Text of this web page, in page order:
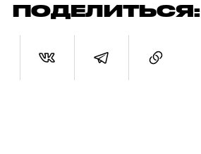
ПОДЕЛИТЬСЯ: